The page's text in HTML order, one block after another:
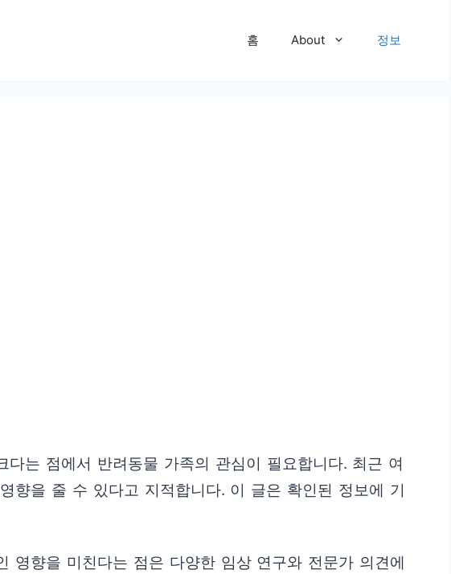
홈 About 정보
는 점에서 반려동물 가족의 관심이 필요합니다. 최근 여
향을 줄 수 있다고 지적합니다. 이 글은 확인된 정보에 기
영향을 미친다는 점은 다양한 임상 연구와 전문가 의견에